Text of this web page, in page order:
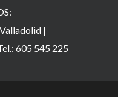
|
605 545 225